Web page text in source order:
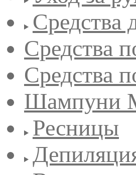
Средства
Средства
Средства
Шампуни
Ресницы